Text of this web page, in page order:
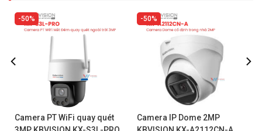
50%
Camera PT WiFi quay quét
50%
Camera IP Dome 2MP